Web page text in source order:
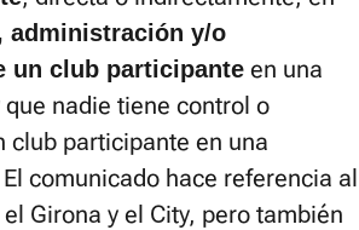
administración y/o
un club participante en una
nadie tiene control o
club participante en una
comunicado hace referencia al
Girona y el City, pero también